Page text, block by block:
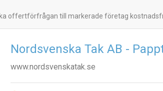
offertförfrågan till markerade företag
Nordsvenska Tak AB -
www.nordsvenskatak.se